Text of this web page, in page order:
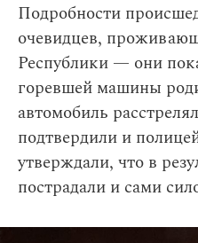
Подробности
очевидцев,
Республики — они
горевшей машины
автомобиль
подтвердили и
утверждали, что в
пострадали и сами